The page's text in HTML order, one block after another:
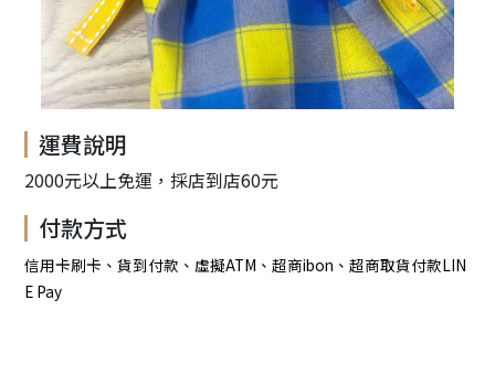
運費說明
2000元以上免運，採店到店60元
付款方式
信用卡刷卡、貨到付款、虛擬ATM、超商ibon、超商取貨付款LIN
E Pay